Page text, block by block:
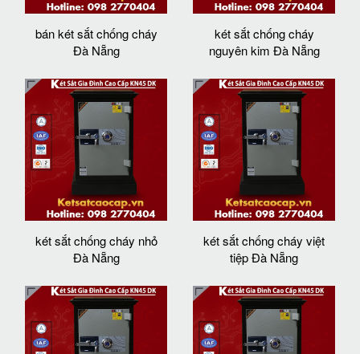
bán két sắt chống cháy
Đà Nẵng
két sắt chống cháy
nguyên kim Đà Nẵng
két sắt chống cháy nhỏ
Đà Nẵng
két sắt chống cháy việt
tiệp Đà Nẵng